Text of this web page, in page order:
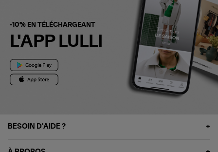
-10% EN TÉLÉCHARGEANT
L'APP LULLI
BESOIN D'AIDE ?